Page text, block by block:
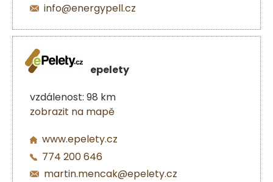
info@energypell.cz
epelety
vzdálenost: 98 km
zobrazit na mapě
www.epelety.cz
774 200 646
martin.mencak@epelety.cz